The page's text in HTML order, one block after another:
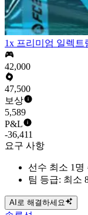
1x 프리미엄 일렉트
42,000
47,500
보상
5,589
P&L
-36,411
요구 사항
선수 최소 1명
팀 등급: 최소
AI로 해결하세요